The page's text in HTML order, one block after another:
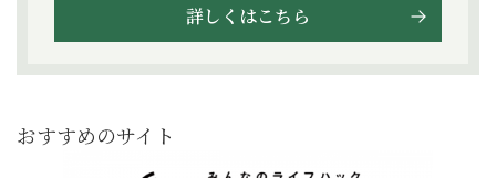
詳しくはこちら
おすすめのサイト